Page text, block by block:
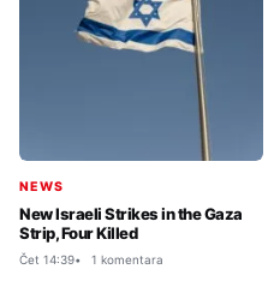
NEWS
New Israeli Strikes in the Gaza
Strip, Four Killed
Čet 14:39 1 komentara